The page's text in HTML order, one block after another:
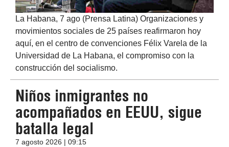
La Habana, 7 ago (Prensa Latina) Organizaciones y
movimientos sociales de 25 países reafirmaron hoy
aquí, en el centro de convenciones Félix Varela de la
Universidad de La Habana, el compromiso con la
construcción del socialismo.
Niños inmigrantes no
acompañados en EEUU, sigue
batalla legal
7 agosto 2026 | 09:15